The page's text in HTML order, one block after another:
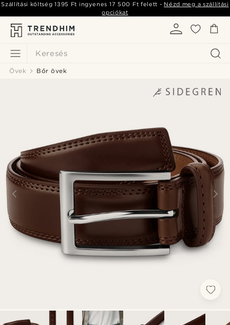
Keresés
Szállítási költség1395 Ft ingyenes 17 500 Ft felett - Nézd meg a szállítási
opciókat
Övek Bőr övek